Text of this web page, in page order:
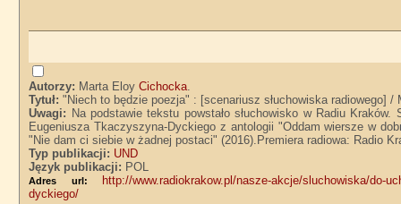
Autorzy: Marta EloyCichocka.
Tytuł:"Niech to będzie poezja" : [scenariusz słuchowiska radiowego] /
Uwagi: Na podstawie tekstu powstało słuchowisko w Radiu
Eugeniusza Tkaczyszyna-Dyckiego z antologii "Oddam wiersze w
"Nie dam ci siebie w żadnej postaci" (2016).Premiera radiowa: Radio
Typ publikacji: UND
Język publikacji: POL
Adres url:
http://www.radiokrakow.pl/nasze-akcje/sluchowiska/do-
dyckiego/